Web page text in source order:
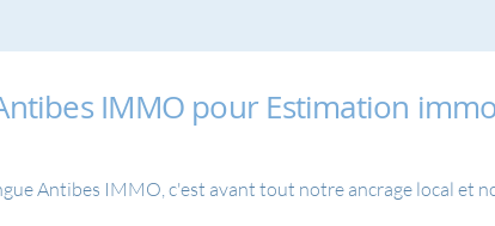
IMMO pour Estimation
Antibes IMMO, c'est avant tout notre ancrage local et